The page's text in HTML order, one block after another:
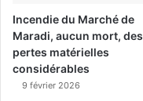
Incendie du Marché de
Maradi, aucun mort, des
pertes matérielles
considérables
9 février 2026